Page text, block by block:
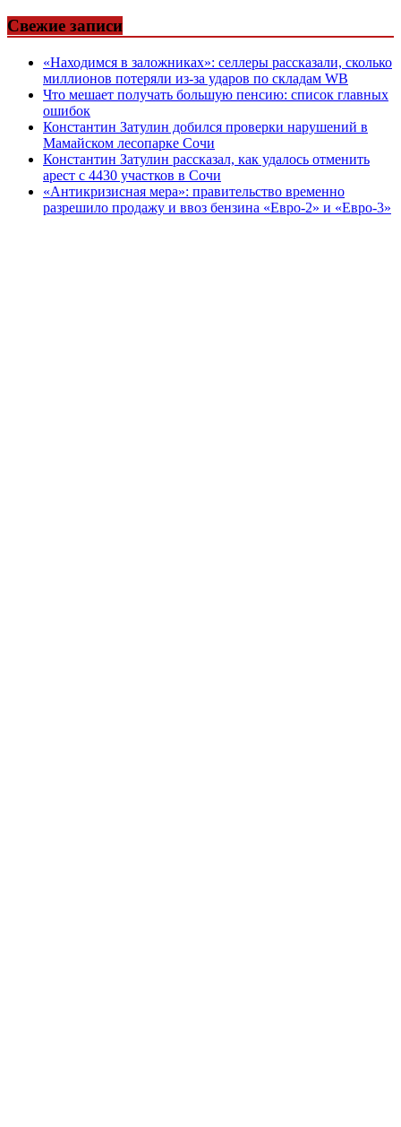
Свежие записи
«Находимся в заложниках»: селлеры рассказали, сколько
миллионов потеряли из-за ударов по складам WB
Что мешает получать большую пенсию: список главных
ошибок
Константин Затулин добился проверки нарушений в
Мамайском лесопарке Сочи
Константин Затулин рассказал, как удалось отменить
арест с 4430 участков в Сочи
«Антикризисная мера»: правительство временно
разрешило продажу и ввоз бензина «Евро-2» и «Евро-3»